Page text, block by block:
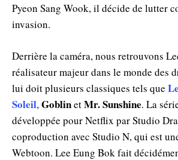
Pyeon Sang Wook, il décide de lutter
invasion.
Derrière la caméra, nous retrouvons
réalisateur majeur dans le monde des
lui doit plusieurs classiques tels que
Soleil,GoblinetMr. Sunshine. La
développée pour Netflix par Studio
coproduction avec Studio N, qui est
Webtoon. Lee Eung Bok fait